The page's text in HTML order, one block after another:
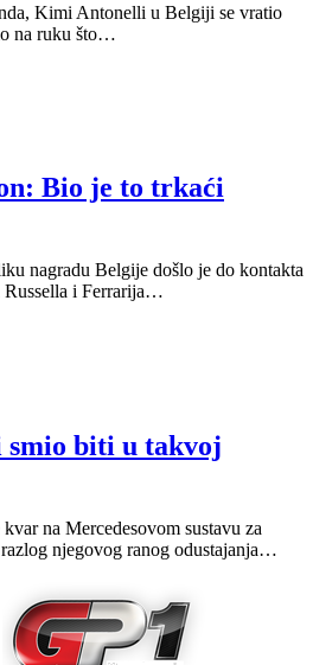
Kimi Antonelli u Belgiji se vratio
na ruku što…
Bio je to trkaći
nagradu Belgije došlo je do kontakta
Russella i Ferrarija…
smio biti u takvoj
na Mercedesovom sustavu za
njegovog ranog odustajanja…